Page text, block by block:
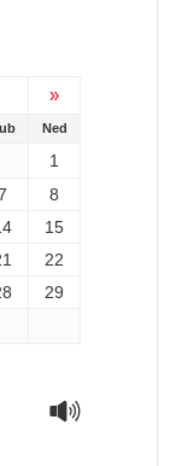
»
Ned
1
8
15
22
29